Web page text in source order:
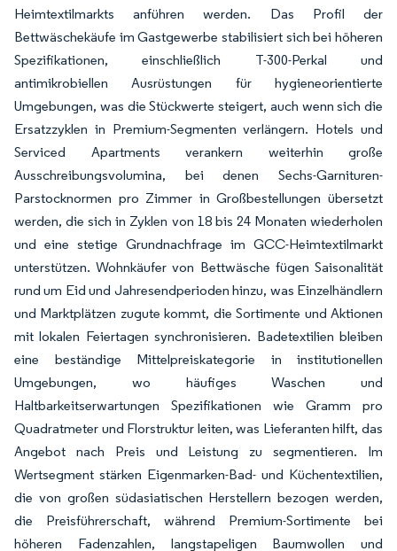
Heimtextilmarkts anführen werden. Das Profil der
Bettwäschekäufe im Gastgewerbe stabilisiert sich bei höheren
Spezifikationen, einschließlich T-300-Perkal und
antimikrobiellen Ausrüstungen für hygieneorientierte
Umgebungen, was die Stückwerte steigert, auch wenn sich die
Ersatzzyklen in Premium-Segmenten verlängern. Hotels und
Serviced Apartments verankern weiterhin große
Ausschreibungsvolumina, bei denen Sechs-Garnituren-
Parstocknormen pro Zimmer in Großbestellungen übersetzt
werden, die sich in Zyklen von 18 bis 24 Monaten wiederholen
und eine stetige Grundnachfrage im GCC-Heimtextilmarkt
unterstützen. Wohnkäufer von Bettwäsche fügen Saisonalität
rund um Eid und Jahresendperioden hinzu, was Einzelhändlern
und Marktplätzen zugute kommt, die Sortimente und Aktionen
mit lokalen Feiertagen synchronisieren. Badetextilien bleiben
eine beständige Mittelpreiskategorie in institutionellen
Umgebungen, wo häufiges Waschen und
Haltbarkeitserwartungen Spezifikationen wie Gramm pro
Quadratmeter und Florstruktur leiten, was Lieferanten hilft, das
Angebot nach Preis und Leistung zu segmentieren. Im
Wertsegment stärken Eigenmarken-Bad- und Küchentextilien,
die von großen südasiatischen Herstellern bezogen werden,
die Preisführerschaft, während Premium-Sortimente bei
höheren Fadenzahlen, langstapeligen Baumwollen und